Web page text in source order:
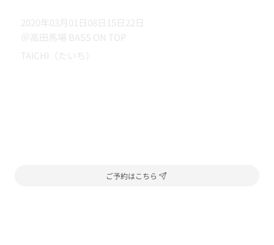
2020年03月01日08日15日22日
＠高田馬場 BASS ON TOP
TAICHI（たいち）
ご予約はこちら